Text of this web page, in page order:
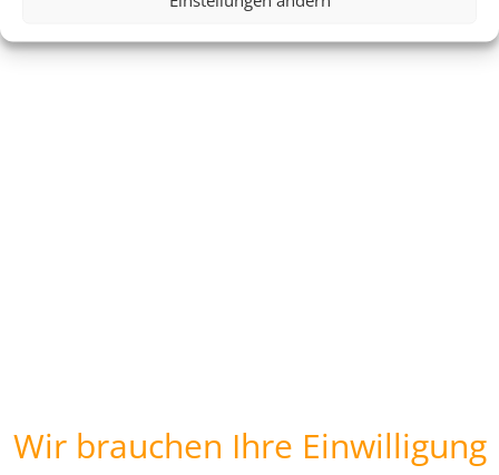
Wir brauchen Ihre Einwilligung